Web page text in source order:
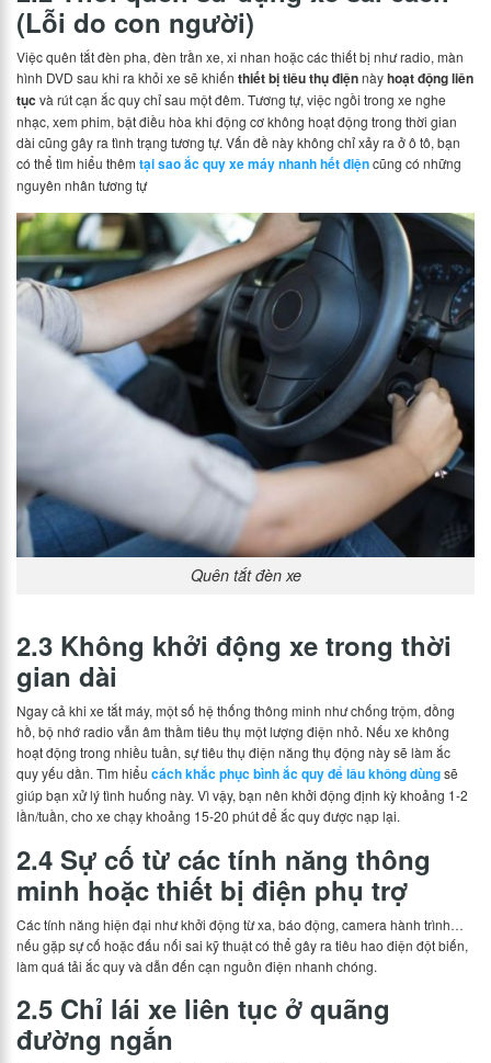
(Lỗi do con người)
Việc quên tắt đèn pha, đèn trần xe, xi nhan hoặc các thiết bị như radio, màn
hình DVD sau khi ra khỏi xe sẽ khiến thiết bị tiêu thụ điệnnàyhoạt động liên
tục và rút cạn ắc quy chỉ sau một đêm. Tương tự, việc ngồi trong xe nghe
nhạc, xem phim, bật điều hòa khi động cơ không hoạt động trong thời gian
dài cũng gây ra tình trạng tương tự. Vấn đề này không chỉ xảy ra ở ô tô, bạn
có thể tìm hiểu thêm tại sao ắc quy xe máy nhanh hết điệncũng có những
nguyên nhân tương tự
Quên tắt đèn xe
2.3 Không khởi động xe trong thời
gian dài
Ngay cả khi xe tắt máy, một số hệ thống thông minh như chống trộm, đồng
hồ, bộ nhớ radio vẫn âm thầm tiêu thụ một lượng điện nhỏ. Nếu xe không
hoạt động trong nhiều tuần, sự tiêu thụ điện năng thụ động này sẽ làm ắc
quy yếu dần. Tìm hiểu cách khắc phục bình ắc quy để lâu không dùngsẽ
giúp bạn xử lý tình huống này. Vì vậy, bạn nên khởi động định kỳ khoảng 1-2
lần/tuần, cho xe chạy khoảng 15-20 phút để ắc quy được nạp lại.
2.4 Sự cố từ các tính năng thông
minh hoặc thiết bị điện phụ trợ
Các tính năng hiện đại như khởi động từ xa, báo động, camera hành trình…
nếu gặp sự cố hoặc đấu nối sai kỹ thuật có thể gây ra tiêu hao điện đột biến,
làm quá tải ắc quy và dẫn đến cạn nguồn điện nhanh chóng.
2.5 Chỉ lái xe liên tục ở quãng
đường ngắn